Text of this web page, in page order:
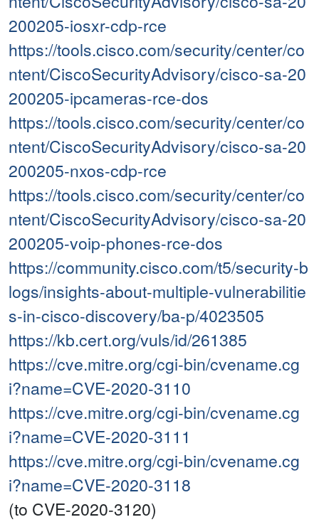
200205-iosxr-cdp-rce
https://tools.cisco.com/security/center/co
ntent/CiscoSecurityAdvisory/cisco-sa-20
200205-ipcameras-rce-dos
https://tools.cisco.com/security/center/co
ntent/CiscoSecurityAdvisory/cisco-sa-20
200205-nxos-cdp-rce
https://tools.cisco.com/security/center/co
ntent/CiscoSecurityAdvisory/cisco-sa-20
200205-voip-phones-rce-dos
https://community.cisco.com/t5/security-b
logs/insights-about-multiple-vulnerabilitie
s-in-cisco-discovery/ba-p/4023505
https://kb.cert.org/vuls/id/261385
https://cve.mitre.org/cgi-bin/cvename.cg
i?name=CVE-2020-3110
https://cve.mitre.org/cgi-bin/cvename.cg
i?name=CVE-2020-3111
https://cve.mitre.org/cgi-bin/cvename.cg
i?name=CVE-2020-3118
(to CVE-2020-3120)